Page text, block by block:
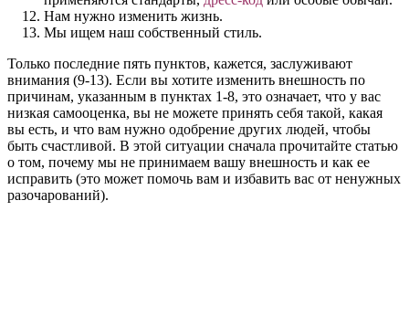
Нам нужно изменить жизнь.
Мы ищем наш собственный стиль.
Только последние пять пунктов, кажется, заслуживают
внимания (9-13). Если вы хотите изменить внешность по
причинам, указанным в пунктах 1-8, это означает, что у вас
низкая самооценка, вы не можете принять себя такой, какая
вы есть, и что вам нужно одобрение других людей, чтобы
быть счастливой. В этой ситуации сначала прочитайте статью
о том, почему мы не принимаем вашу внешность и как ее
исправить (это может помочь вам и избавить вас от ненужных
разочарований).